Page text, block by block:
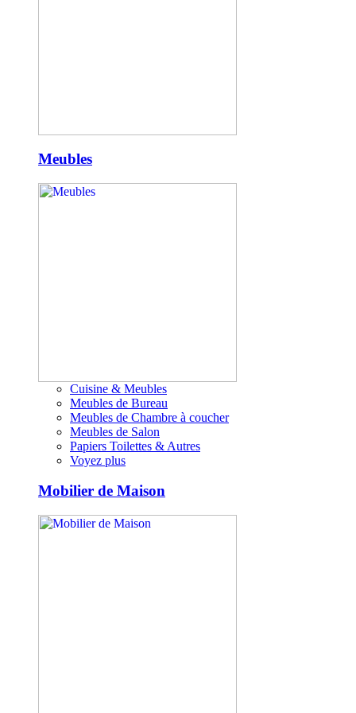
Meubles
Cuisine & Meubles
Meubles de Bureau
Meubles de Chambre à coucher
Meubles de Salon
Papiers Toilettes & Autres
Voyez plus
Mobilier de Maison